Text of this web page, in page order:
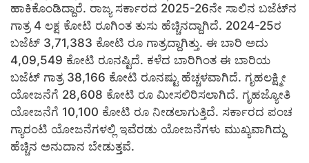
ಹಾಕಿಕೊಂಡಿದ್ದಾರೆ. ರಾಜ್ಯ ಸರ್ಕಾರದ 2025-26ನೇ ಸಾಲಿನ ಬಜೆಟ್​ನ
ಗಾತ್ರ 4 ಲಕ್ಷ ಕೋಟಿ ರೂಗಿಂತ ತುಸು ಹೆಚ್ಚಿನದ್ದಾಗಿದೆ. 2024-25ರ
ಬಜೆಟ್ 3,71,383 ಕೋಟಿ ರೂ ಗಾತ್ರದ್ದಾಗಿತ್ತು. ಈ ಬಾರಿ ಅದು
4,09,549 ಕೋಟಿ ರೂನಷ್ಟಿದೆ. ಕಳೆದ ಬಾರಿಗಿಂತ ಈ ಬಾರಿಯ
ಬಜೆಟ್ ಗಾತ್ರ 38,166 ಕೋಟಿ ರೂನಷ್ಟು ಹೆಚ್ಚಳವಾಗಿದೆ. ಗೃಹಲಕ್ಷ್ಮೀ
ಯೋಜನೆಗೆ 28,608 ಕೋಟಿ ರೂ ಮೀಸಲಿರಿಸಲಾಗಿದೆ. ಗೃಹಜ್ಯೋತಿ
ಯೋಜನೆಗೆ 10,100 ಕೋಟಿ ರೂ ನೀಡಲಾಗುತ್ತಿದೆ. ಸರ್ಕಾರದ ಪಂಚ
ಗ್ಯಾರಂಟಿ ಯೋಜನೆಗಳಲ್ಲಿ ಇವೆರಡು ಯೋಜನೆಗಳು ಮುಖ್ಯವಾಗಿದ್ದು
ಹೆಚ್ಚಿನ ಅನುದಾನ ಬೇಡುತ್ತವೆ.